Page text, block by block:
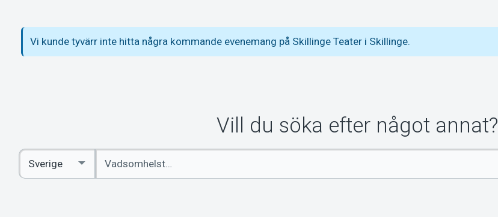
Vi kunde tyvärr inte hitta några kommande evenemang på Skillinge Teater i Skillinge.
Vill du söka efter något annat?
Ange
sökord
Select
Country